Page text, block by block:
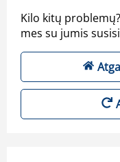
Kilo kitų
mes su jumis